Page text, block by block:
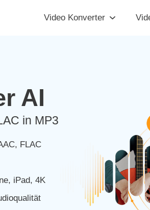
Video Konverter
AI
in MP3
FLAC
iPad, 4K